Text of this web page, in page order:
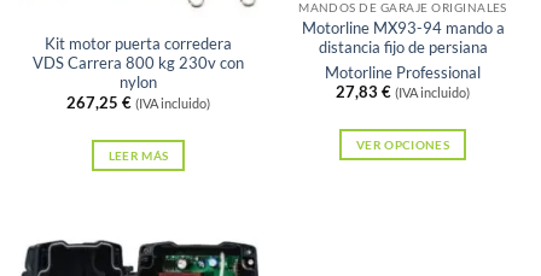
Kit motor puerta corredera
VDS Carrera 800 kg 230v con
nylon
267,25 € (IVA incluido)
LEER MÁS
MANDOS DE GARAJE ORIGINALES
Motorline MX93-94 mando a
distancia fijo de persiana
Motorline Professional
27,83 € (IVA incluido)
VER OPCIONES